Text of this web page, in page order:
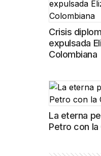
Crisis
expulsada
Colombiana
La eterna
Petro con